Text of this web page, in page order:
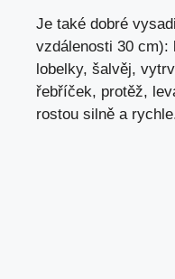
Je také dobré
vzdálenosti 30 cm):
lobelky, šalvěj,
řebříček, protěž,
rostou silně a